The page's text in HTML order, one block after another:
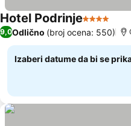
Hotel Podrinje4 Zvezdice
9,0Odlično (broj ocena: 550)
Izaberi datume da bi se